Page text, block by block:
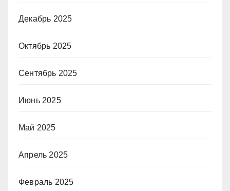
Декабрь 2025
Октябрь 2025
Сентябрь 2025
Июнь 2025
Май 2025
Апрель 2025
Февраль 2025